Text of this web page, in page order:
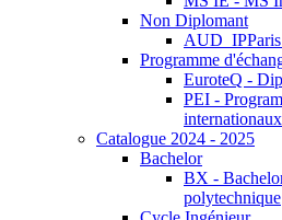
Non Diplomant
Programme
EuroteQ -
PEI -
internationaux
Catalogue 2024 - 2025
Bachelor
BX -
polytechnique